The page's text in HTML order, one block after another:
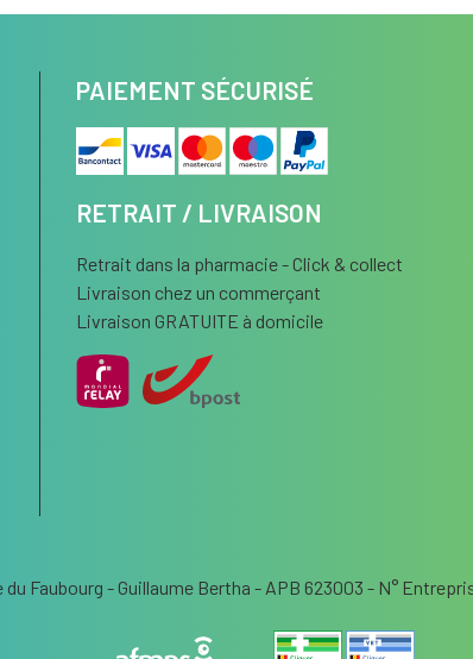
PAIEMENT SÉCURISÉ
RETRAIT / LIVRAISON
Retrait dans la pharmacie - Click & collect
Livraison chez un commerçant
Livraison GRATUITE à domicile
du Faubourg - Guillaume Bertha - APB 623003 - N°